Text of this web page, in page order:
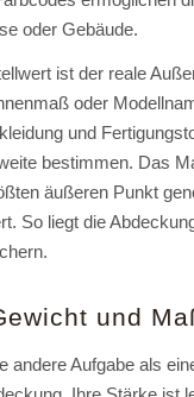
oder Gebäude.
ist der reale
oder
und
bestimmen. Das
äußeren Punkt
So liegt die
und
andere Aufgabe als